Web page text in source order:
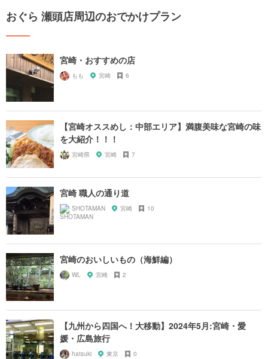
おぐら 瀬頭店周辺のおでかけプラン
宮崎・おすすめの店
もも 宮崎 6
【宮崎オススめし：中部エリア】満腹美味な宮崎の味
を大紹介！！！
宮崎県 宮崎 7
宮崎 職人の通り道
SHOTAMAN 宮崎 10
宮崎のおいしいもの（海鮮編）
WL 宮崎 2
【九州から四国へ！大移動】2024年5月:宮崎・愛
媛・広島旅行
hatsuki 東京 0